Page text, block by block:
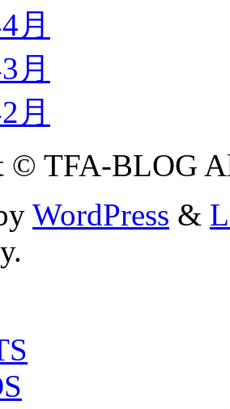
月
月
月
© TFA-BLOG
WordPress &